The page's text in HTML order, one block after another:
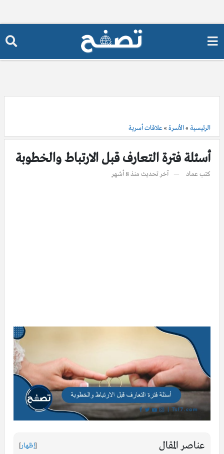
الرئيسية »الأسرة »علاقات أسرية
أسئلة فترة التعارف قبل الارتباط والخطوبة
كتبعماد آخر تحديث منذ 8 أشهر
عناصر المقال [إظهار]